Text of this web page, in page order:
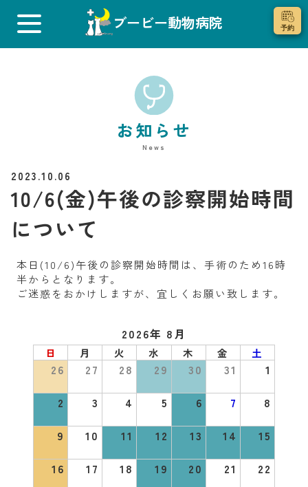
ブービー動物病院
お知らせ
News
2023.10.06
10/6(金)午後の診察開始時間
について
本日(10/6)午後の診察開始時間は、手術のため16時
半からとなります。
ご迷惑をおかけしますが、宜しくお願い致します。
2026年 8月
日 月 火 水 木 金 土
26 27 28 29 30 31
1
2
3 4 5 6 7
8
9
10 11 12 13 14
15
16
17 18 19 20 21
22